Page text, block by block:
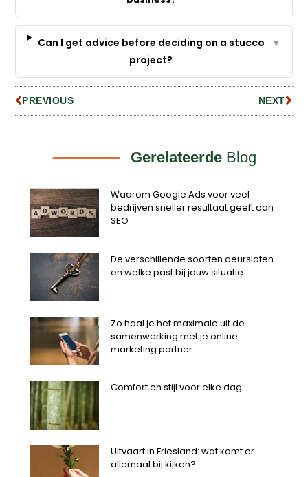
Can I get advice before deciding on a stucco
project?
▼
PREVIOUS NEXT
Gerelateerde Blog
Waarom Google Ads voor veel
bedrijven sneller resultaat geeft dan
SEO
De verschillende soorten deursloten
en welke past bij jouw situatie
Zo haal je het maximale uit de
samenwerking met je online
marketing partner
Comfort en stijl voor elke dag
Uitvaart in Friesland: wat komt er
allemaal bij kijken?